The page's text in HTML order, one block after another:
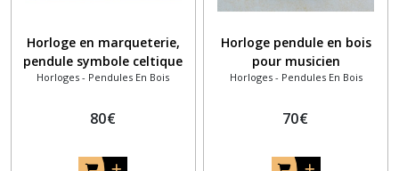
Horloge en marqueterie,
pendule symbole celtique
Horloges - Pendules En Bois
80€
Horloge pendule en bois
pour musicien
saxophoniste - saxo
Horloges - Pendules En Bois
70€